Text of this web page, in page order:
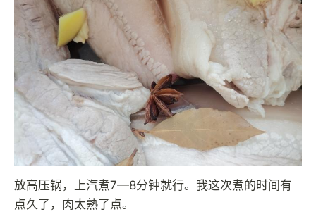
放高压锅，上汽煮7—8分钟就行。我这次煮的时间有
点久了，肉太熟了点。